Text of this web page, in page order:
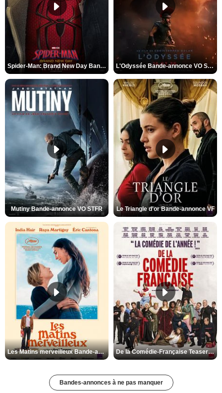
Spider-Man: Brand New Day Bande-annonce VO STFR L'Odyssée Bande-annonce VO STFR
Mutiny Bande-annonce VO STFR Le Triangle d'or Bande-annonce VF
Les Matins merveilleux Bande-annonce VF De la Comédie-Française Teaser VF
Bandes-annonces à ne pas manquer